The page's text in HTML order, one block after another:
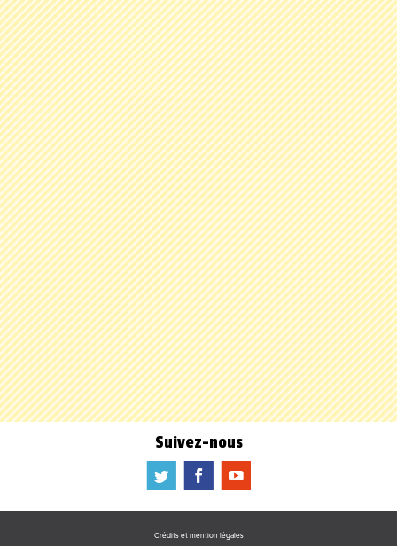
Suivez-nous
a b f
Crédits et mention légales